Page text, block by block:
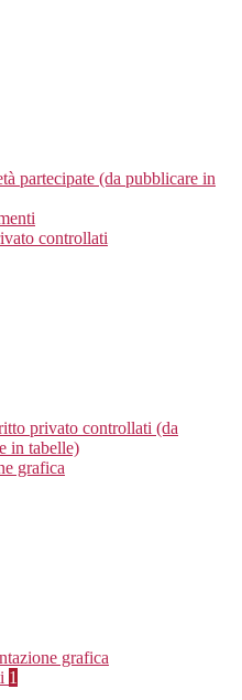
partecipate (da pubblicare in
controllati
privato controllati (da
in tabelle)
grafica
grafica
1